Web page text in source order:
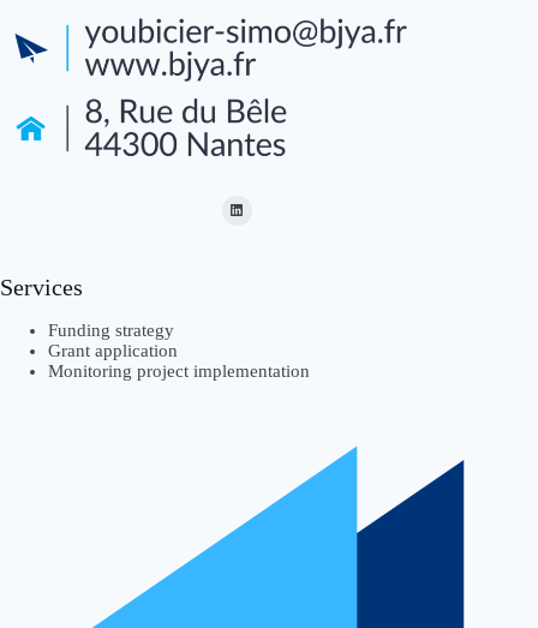
Services
Funding strategy
Grant application
Monitoring project implementation